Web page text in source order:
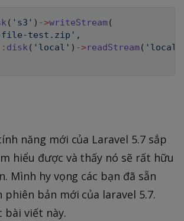
( 's3' ) ->writeStream(
file-test.zip' ,
disk( 'local' ) ->readStream(
năng mới của Laravel 5.7 sắp
hiểu được và thấy nó sẽ rất hữu
Mình hy vọng các bạn đã sẵn
phiên bản mới của laravel 5.7.
bài viết này.